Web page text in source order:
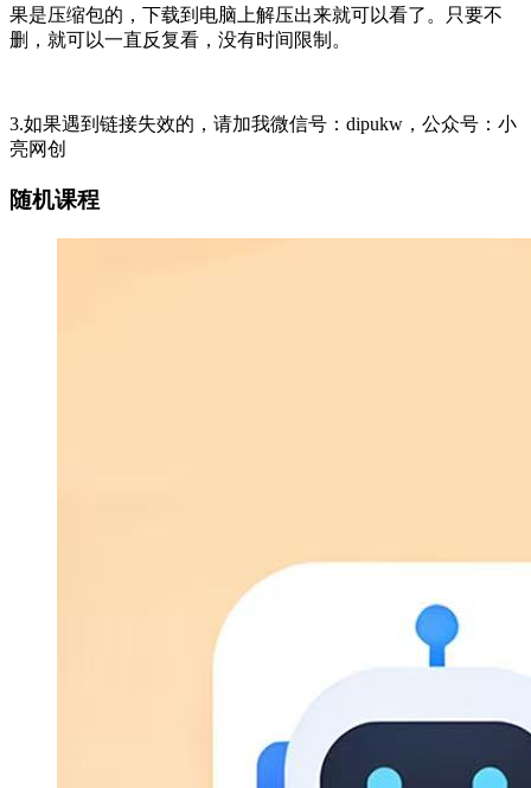
果是压缩包的，下载到电脑上解压出来就可以看了。只要不
删，就可以一直反复看，没有时间限制。
3.如果遇到链接失效的，请加我微信号：dipukw，公众号：小
亮网创
随机课程